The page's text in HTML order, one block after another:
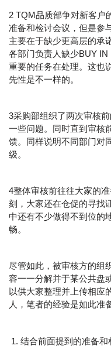
2 TQM品质部争对新客户
准备和检讨会议，但是参
主要在于缺少更高层的承
各部门负责人缺少BUY
重要的任务在处理。这也
先性是不一样的。
3采购部组织了两次审核
一些问题。同时直到审核
馈。同样说明不同部门对
级。
4整体审核前往往大家的
刻，大家还在仓促的寻找
中还有不少做得不到位的
畅。
尽管如此，被审核方的组
容一一分解并于某公共盘
以供大家整理并上传相应
人，笔者的经验是如此准
结合前面提到的准备